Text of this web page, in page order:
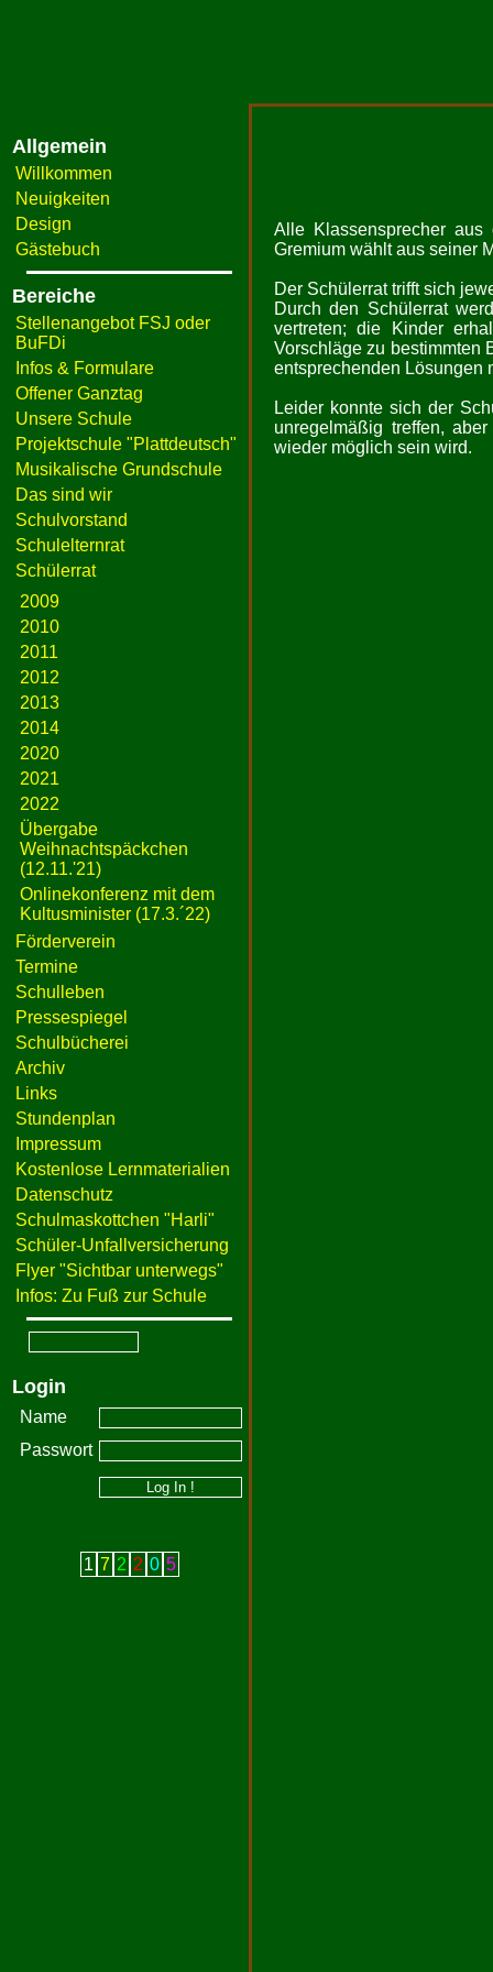
Allgemein
Willkommen
Neuigkeiten
Design
Gästebuch
Bereiche
Stellenangebot FSJ oder
BuFDi
Infos & Formulare
Offener Ganztag
Unsere Schule
Projektschule "Plattdeutsch"
Musikalische Grundschule
Das sind wir
Schulvorstand
Schulelternrat
Schülerrat
2009
2010
2011
2012
2013
2014
2020
2021
2022
Übergabe
Weihnachtspäckchen
(12.11.'21)
Onlinekonferenz mit dem
Kultusminister (17.3.´22)
Förderverein
Termine
Schulleben
Pressespiegel
Schulbücherei
Archiv
Links
Stundenplan
Impressum
Kostenlose Lernmaterialien
Datenschutz
Schulmaskottchen "Harli"
Schüler-Unfallversicherung
Flyer "Sichtbar unterwegs"
Infos: Zu Fuß zur Schule
Login
Name
Passwort
1 7 2 2 0 5
Alle Klassensprecher
Gremium wählt aus seiner
Der Schülerrat trifft sich
Durch den Schülerrat
vertreten; die Kinder
Vorschläge zu bestimmten
entsprechenden Lösungen
Leider konnte sich der
unregelmäßig treffen,
wieder möglich sein wird.